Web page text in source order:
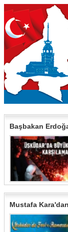
Başbakan
Mustafa